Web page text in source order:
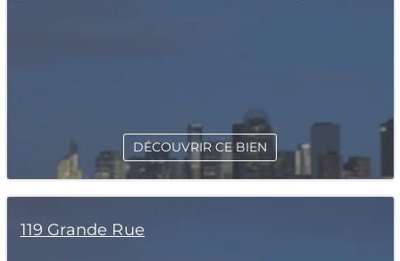
DÉCOUVRIR CE BIEN
119 Grande Rue